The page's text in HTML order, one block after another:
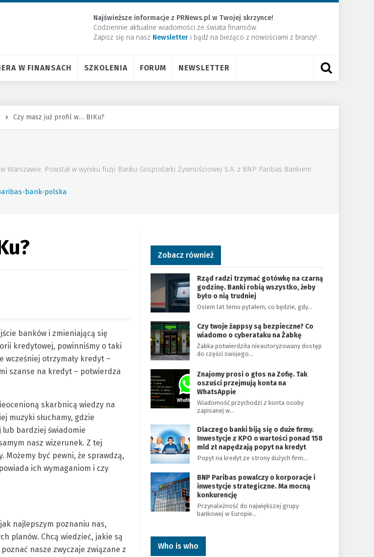
Najświeższe informacje z PRNews.pl w Twojej skrzynce!
Codziennie aktualne wiadomości ze świata finansów.
Zapisz się na nasz Newsletter ​i bądź na bieżąco z nowościami z branży!
W FINANSACH SZKOLENIA FORUM NEWSLETTER
Czy masz już profil w… BIKu?
Warszawie. Powstał w wyniku fuzji Banku Gospodarki Żywnościowej S.A. z BNP Paribas Bankiem
bank-polska
banków i zmieniającą się
kredytowej, powinniśmy o taki
wcześniej otrzymały kredyt –
szanse na kredyt – potwierdza
skarbnicą wiedzy na
muzyki słuchamy, gdzie
lub bardziej świadomie
nasz wizerunek. Z tej
być pewni, że sprawdzą,
ich wymaganiom i czy
najlepszym poznaniu nas,
planów. Chcą wiedzieć, jakie są
nasze zwyczaje związane z
Zobacz również
Rząd radzi trzymać gotówkę na czarną
godzinę. Banki robią wszystko, żeby
było o nią trudniej
Osiem lat temu pytałem, co będzie, gdy…
Czy twoje żappsy są bezpieczne? Co
wiadomo o cyberataku na Żabkę
Żabka potwierdziła nieautoryzowany dostęp
do części swojego…
Znajomy prosi o głos na Zofię. Tak
oszuści przejmują konta na
WhatsAppie
Wiadomość przychodzi z konta osoby
zapisanej w…
Dlaczego banki biją się o duże firmy.
Inwestycje z KPO o wartości ponad 158
mld zł napędzają popyt na kredyt
Popyt na kredyt ze strony dużych firm…
BNP Paribas powalczy o korporacje i
inwestycje strategiczne. Ma mocną
konkurencję
Przynależność do największej grupy
bankowej w Europie…
Who is who